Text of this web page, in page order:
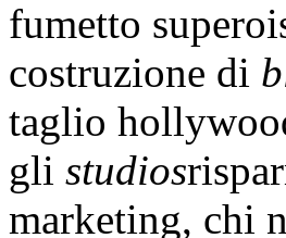
fumetto
costruzione di
taglio
gli studios
marketing, chi